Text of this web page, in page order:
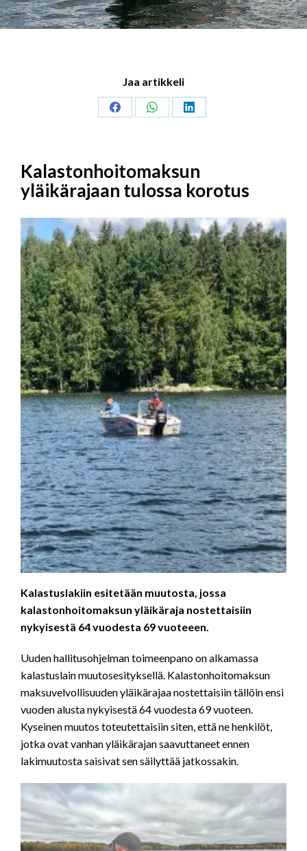
Jaa artikkeli
Share
Share
Share
Kalastonhoitomaksun
yläikärajaan tulossa korotus
Kalastuslakiin esitetään muutosta, jossa
kalastonhoitomaksun yläikäraja nostettaisiin
nykyisestä 64 vuodesta 69 vuoteeen.
Uuden hallitusohjelman toimeenpano on alkamassa
kalastuslain muutosesityksellä. Kalastonhoitomaksun
maksuvelvollisuuden yläikärajaa nostettaisiin tällöin ensi
vuoden alusta nykyisestä 64 vuodesta 69 vuoteen.
Kyseinen muutos toteutettaisiin siten, että ne henkilöt,
jotka ovat vanhan yläikärajan saavuttaneet ennen
lakimuutosta saisivat sen säilyttää jatkossakin.